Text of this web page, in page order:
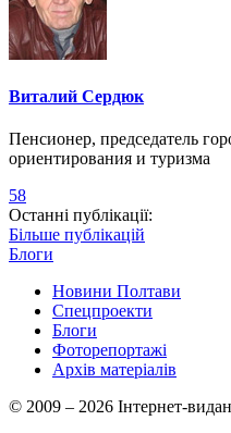
Виталий Сердюк
Пенсионер, председатель
ориентирования и туризма
58
Останні публікації:
Більше публікацій
Блоги
Новини Полтави
Спецпроекти
Блоги
Фоторепортажі
Архів матеріалів
© 2009 – 2026 Інтернет-